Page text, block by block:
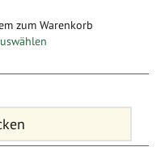
zum Warenkorb